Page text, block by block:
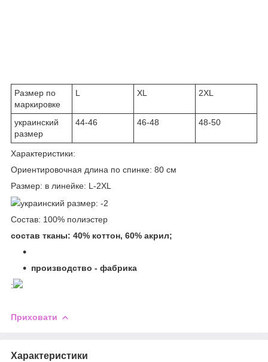
Размер по
маркировке
L XL 2XL
украинский
размер
44-46 46-48 48-50
Характеристики:
Ориентировочная длина по спинке: 80 см
Размер: в линейке: L-2XL
украинский размер: -2
Состав: 100% полиэстер
состав тканы: 40% коттон, 60% акрил;
производство - фабрика
:
Приховати
Характеристики